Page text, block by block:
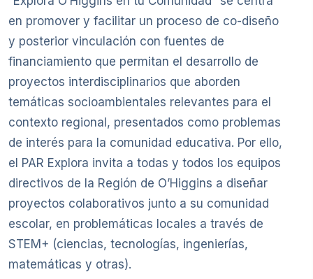
en promover y facilitar un proceso de co-diseño
y posterior vinculación con fuentes de
financiamiento que permitan el desarrollo de
proyectos interdisciplinarios que aborden
temáticas socioambientales relevantes para el
contexto regional, presentados como problemas
de interés para la comunidad educativa. Por ello,
el PAR Explora invita a todas y todos los equipos
directivos de la Región de O’Higgins a diseñar
proyectos colaborativos junto a su comunidad
escolar, en problemáticas locales a través de
STEM+ (ciencias, tecnologías, ingenierías,
matemáticas y otras).